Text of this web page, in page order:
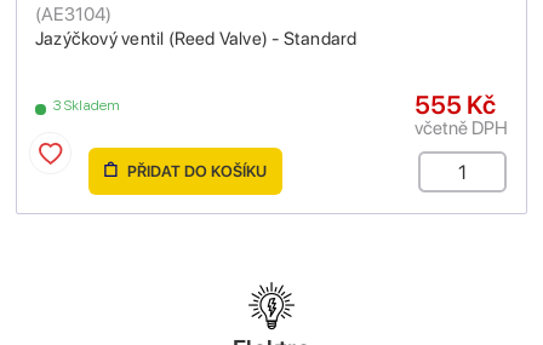
Jazýčkový ventil (Reed Valve) - Standard
(AE3104)
3 Skladem 555 Kč
včetně DPH
PŘIDAT DO KOŠÍKU